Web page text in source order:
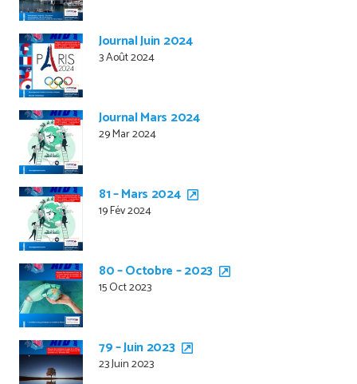
Journal Juin 2024
3 Août 2024
Journal Mars 2024
29 Mar 2024
81 – Mars 2024
19 Fév 2024
80 – Octobre – 2023
15 Oct 2023
79 – Juin 2023
23 Juin 2023